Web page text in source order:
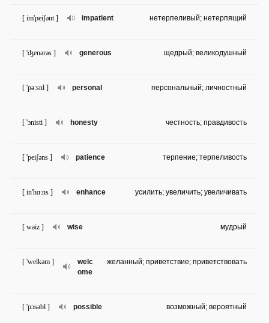
impatient
[ im'peiʃənt ] нетерпеливый; нетерпящий
generous
[ 'ʤenərəs ] щедрый; великодушный
personal
[ 'pə:snl ] персональный; личностный
honesty
[ 'ɔnisti ] честность; правдивость
patience
[ 'peiʃəns ] терпение; терпеливость
enhance
[ in'hɑ:ns ] усилить; увеличить; увеличивать
wise
[ waiz ] мудрый
welc
ome
[ 'welkəm ] желанный; приветствие; приветствовать
possible
[ 'pɔsəbl ] возможный; вероятный